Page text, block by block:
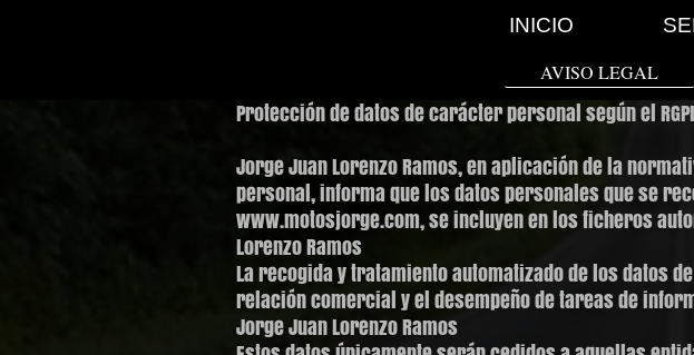
INICIO
AVISO LEGAL
Protección de datos de carácter personal según el
Jorge Juan Lorenzo Ramos, en aplicación de la
personal, informa que los datos personales que se
www.motosjorge.com, se incluyen en los ficheros
Lorenzo Ramos
La recogida y tratamiento automatizado de los datos
relación comercial y el desempeño de tareas de
Jorge Juan Lorenzo Ramos